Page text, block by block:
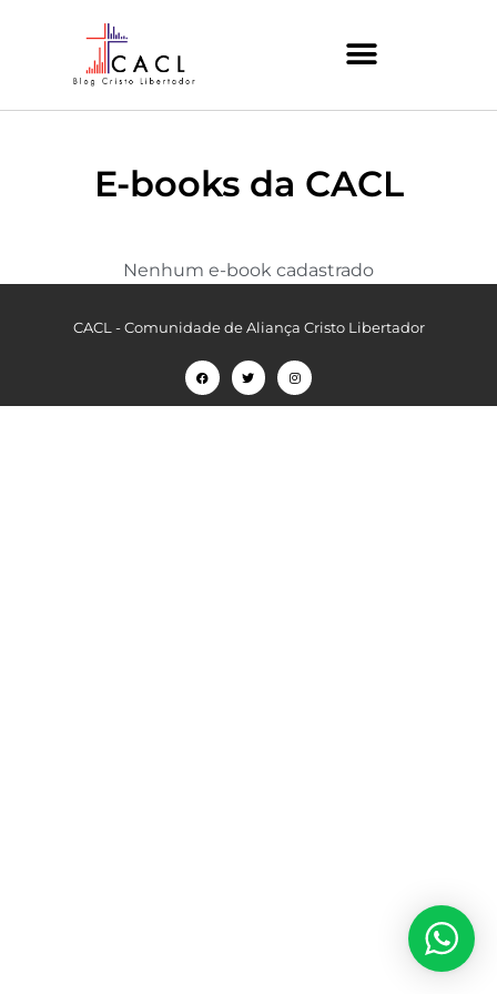
E-books da CACL
Nenhum e-book cadastrado
CACL - Comunidade de Aliança Cristo Libertador